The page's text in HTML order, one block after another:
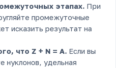
этапах. При
промежуточные
исказить результат на
что Z + N = A. Если вы
нуклонов, удельная